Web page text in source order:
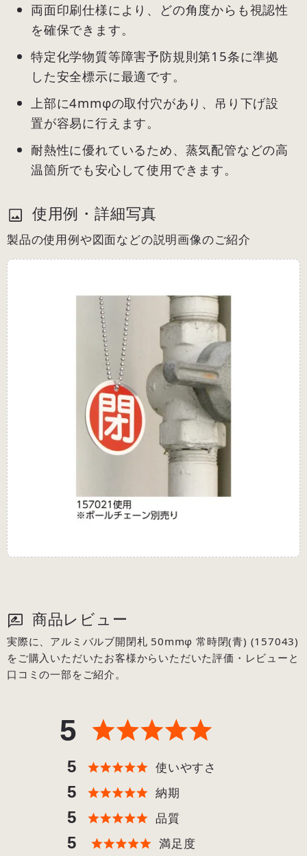
両面印刷仕様により、どの角度からも視認性
を確保できます。
特定化学物質等障害予防規則第15条に準拠
した安全標示に最適です。
上部に4mmφの取付穴があり、吊り下げ設
置が容易に行えます。
耐熱性に優れているため、蒸気配管などの高
温箇所でも安心して使用できます。
使用例・詳細写真
製品の使用例や図面などの説明画像のご紹介
商品レビュー
実際に、アルミバルブ開閉札 50mmφ 常時閉(青) (157043)
をご購入いただいたお客様からいただいた評価・レビューと
口コミの一部をご紹介。
5
5 使いやすさ
5 納期
5 品質
5 満足度